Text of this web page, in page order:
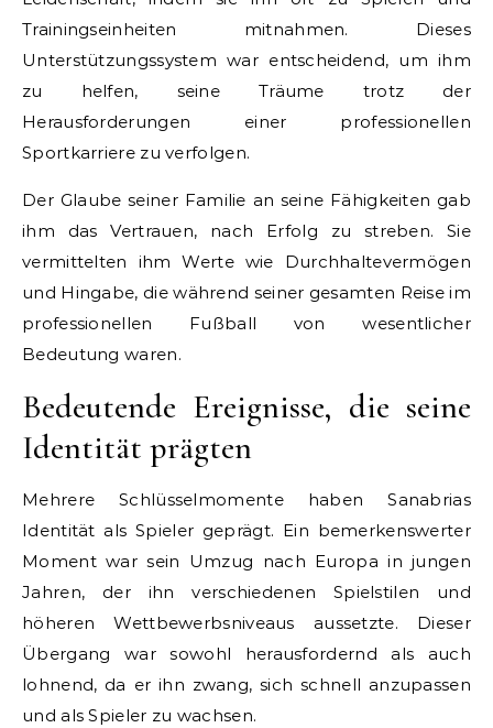
Trainingseinheiten mitnahmen. Dieses
Unterstützungssystem war entscheidend, um ihm
zu helfen, seine Träume trotz der
Herausforderungen einer professionellen
Sportkarriere zu verfolgen.
Der Glaube seiner Familie an seine Fähigkeiten gab
ihm das Vertrauen, nach Erfolg zu streben. Sie
vermittelten ihm Werte wie Durchhaltevermögen
und Hingabe, die während seiner gesamten Reise im
professionellen Fußball von wesentlicher
Bedeutung waren.
Bedeutende Ereignisse, die seine
Identität prägten
Mehrere Schlüsselmomente haben Sanabrias
Identität als Spieler geprägt. Ein bemerkenswerter
Moment war sein Umzug nach Europa in jungen
Jahren, der ihn verschiedenen Spielstilen und
höheren Wettbewerbsniveaus aussetzte. Dieser
Übergang war sowohl herausfordernd als auch
lohnend, da er ihn zwang, sich schnell anzupassen
und als Spieler zu wachsen.